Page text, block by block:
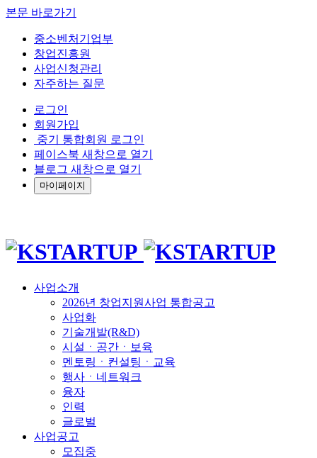
본문 바로가기
중소벤처기업부
창업진흥원
사업신청관리
자주하는 질문
로그인
회원가입
중기 통합회원 로그인
페이스북 새창으로 열기
블로그 새창으로 열기
마이페이지
사업소개
2026년 창업지원사업 통합공고
사업화
기술개발(R&D)
시설ㆍ공간ㆍ보육
멘토링ㆍ컨설팅ㆍ교육
행사ㆍ네트워크
융자
인력
글로벌
사업공고
모집중